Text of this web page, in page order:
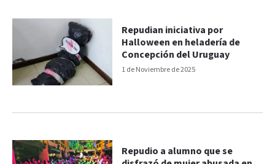
1 de Noviembre de 2025
Repudian iniciativa por
Halloween en heladería de
Concepción del Uruguay
Repudio a alumno que se